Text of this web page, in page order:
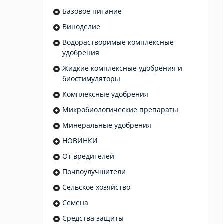
Базовое питание
Виноделие
Водорастворимые комплексные
удобрения
Жидкие комплексные удобрения и
биостимуляторы
Комплексные удобрения
Микробиологические препараты
Минеральные удобрения
НОВИНКИ
От вредителей
Почвоулучшители
Сельское хозяйство
Семена
Средства защиты